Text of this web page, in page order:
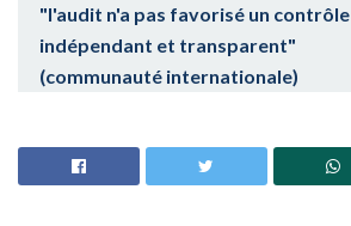
"l'audit n'a pas favorisé un contrôle
indépendant et transparent"
(communauté internationale)